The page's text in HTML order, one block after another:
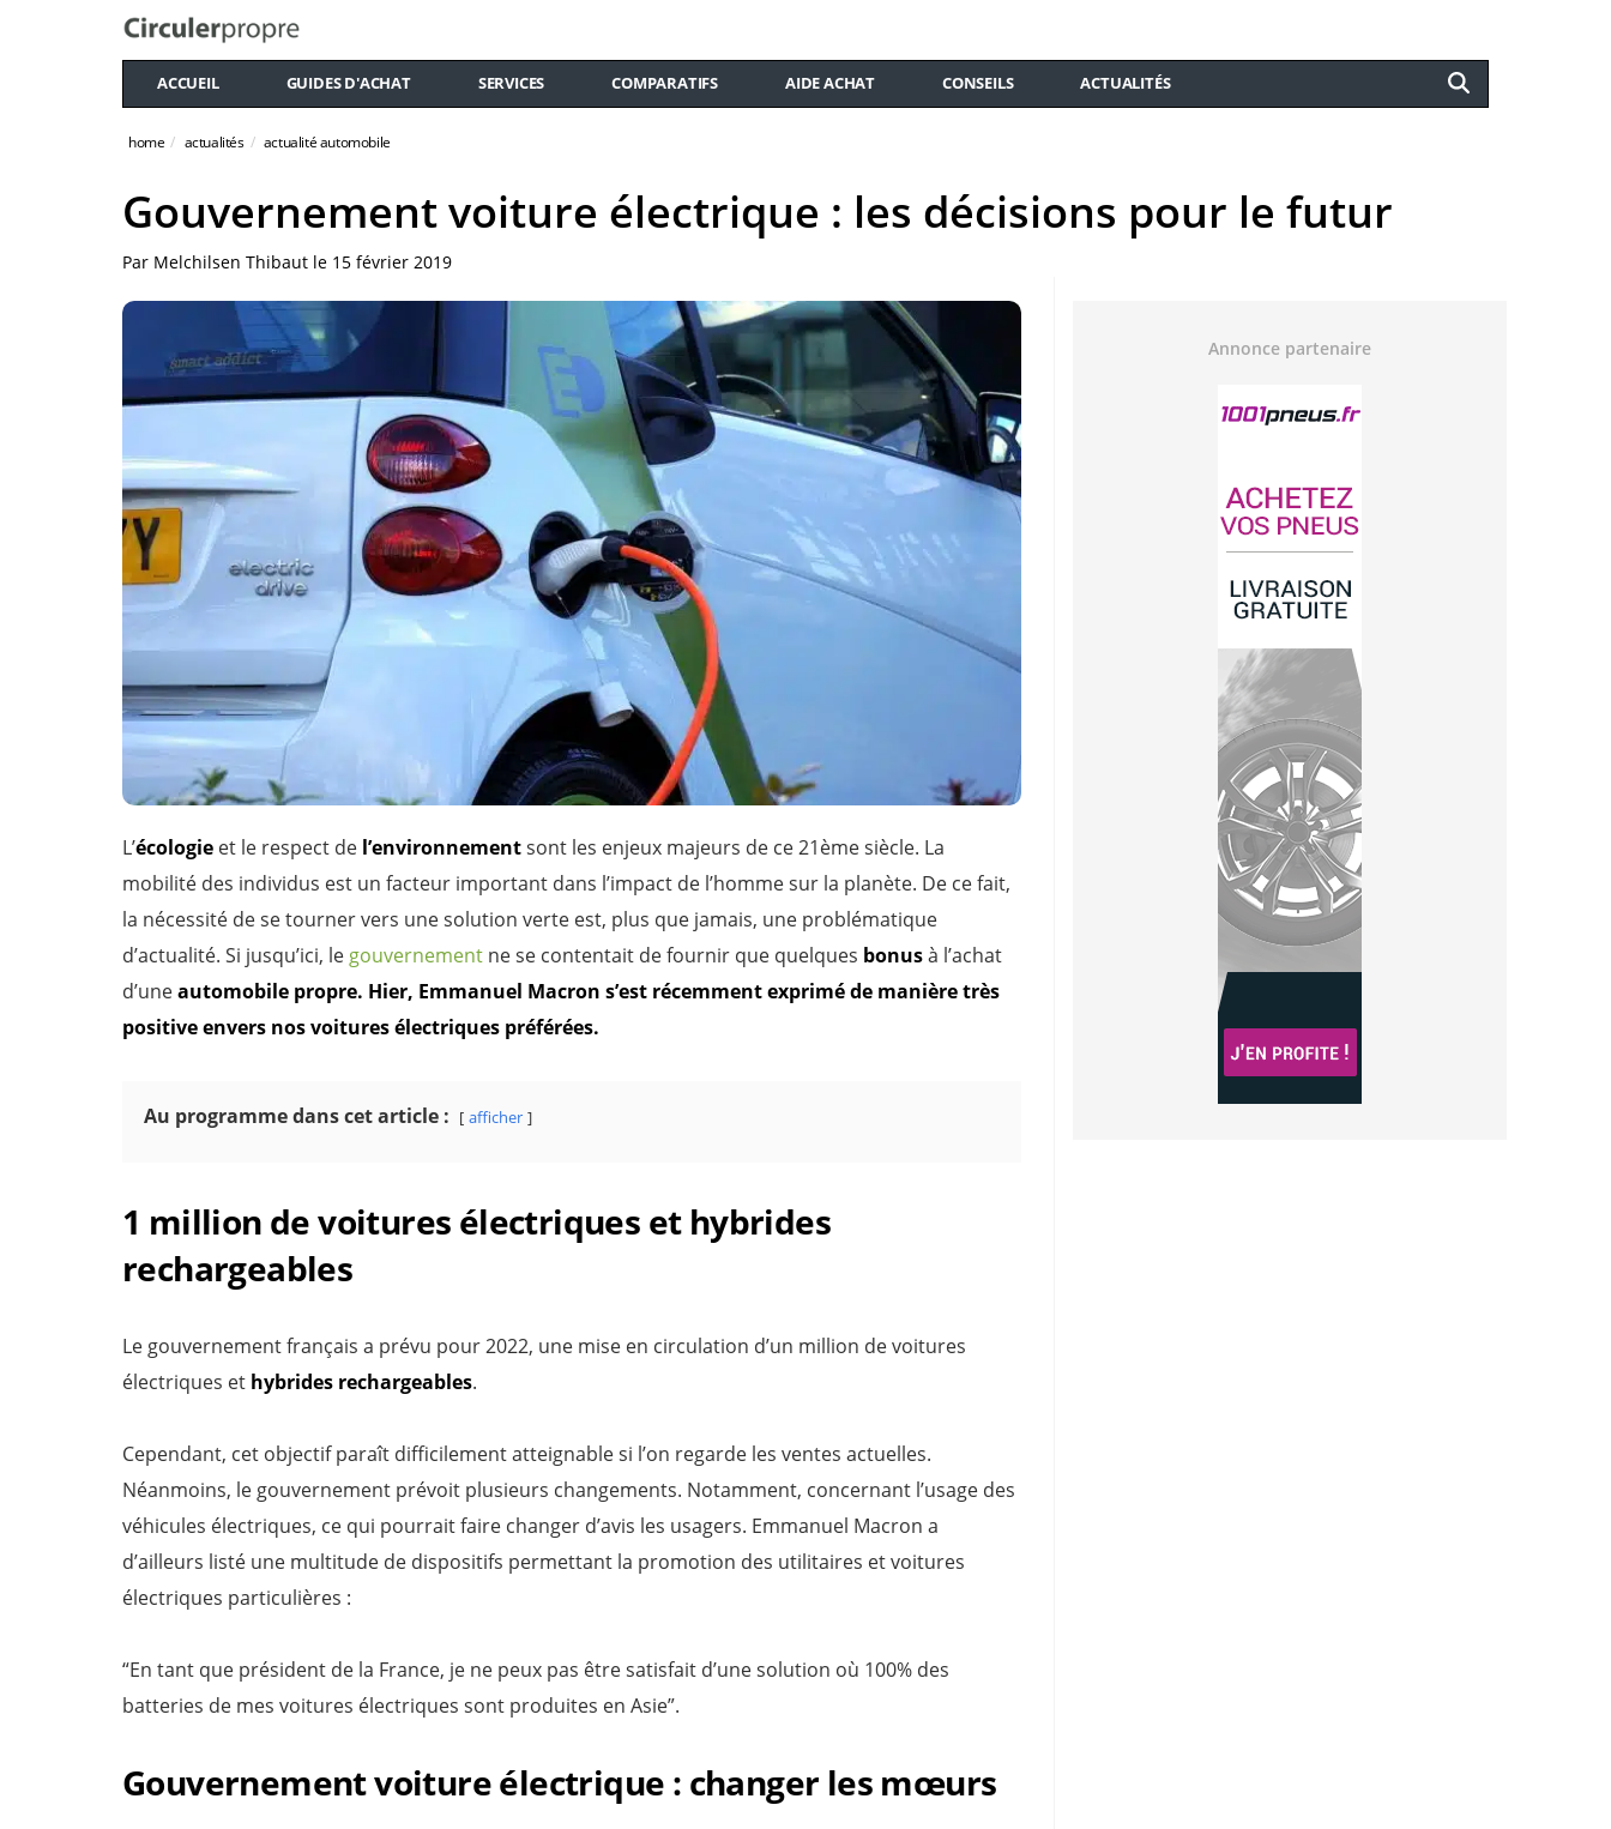
ACCUEIL GUIDES D'ACHAT SERVICES COMPARATIFS AIDE ACHAT CONSEILS ACTUALITÉS
home actualités actualité automobile
Gouvernement voiture électrique : les décisions pour le futur
Par Melchilsen Thibaut le 15 février 2019
L’écologie et le respect de l’environnementsont les enjeux majeurs de ce 21ème siècle. La
mobilité des individus est un facteur important dans l’impact de l’homme sur la planète. De ce fait,
la nécessité de se tourner vers une solution verte est, plus que jamais, une problématique
d’actualité. Si jusqu’ici, le gouvernement ne se contentait de fournir que quelques bonusà l’achat
d’uneautomobile propre. Hier, Emmanuel Macron s’est récemment exprimé de manière très
positive envers nos voitures électriques préférées.
Au programme dans cet article : afficher
1 million de voitures électriques et hybrides
rechargeables
Le gouvernement français a prévu pour 2022, une mise en circulation d’un million de voitures
électriques et hybrides rechargeables.
Cependant, cet objectif paraît difficilement atteignable si l’on regarde les ventes actuelles.
Néanmoins, le gouvernement prévoit plusieurs changements. Notamment, concernant l’usage des
véhicules électriques, ce qui pourrait faire changer d’avis les usagers. Emmanuel Macron a
d’ailleurs listé une multitude de dispositifs permettant la promotion des utilitaires et voitures
électriques particulières :
“En tant que président de la France, je ne peux pas être satisfait d’une solution où 100% des
batteries de mes voitures électriques sont produites en Asie”.
Gouvernement voiture électrique : changer les mœurs
Annonce partenaire